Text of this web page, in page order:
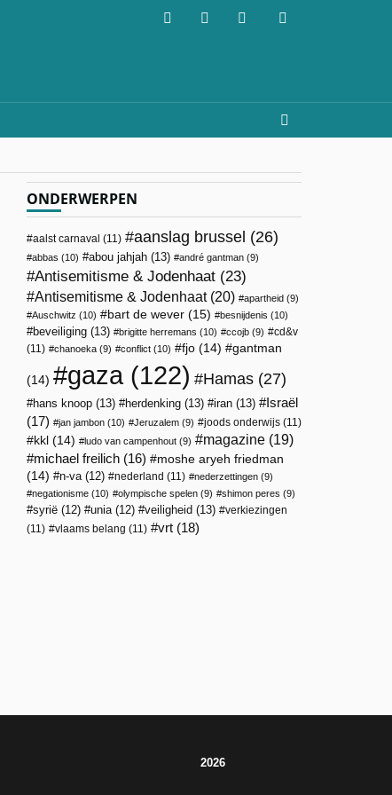
ONDERWERPEN
aalst carnaval (11) aanslag brussel (26)
abbas (10) abou jahjah (13) andré gantman (9)
Antisemitisme & Jodenhaat (23)
Antisemitisme & Jodenhaat(20) apartheid (9)
Auschwitz (10) bart de wever (15) besnijdenis (10)
beveiliging (13) brigitte herremans (10) ccojb (9)
cd&v
(11)
chanoeka (9) conflict (10) fjo (14) gantman
(14) gaza(122) Hamas (27)
hans knoop (13) herdenking (13) iran (13)
Israël
(17)
jan jambon (10) Jeruzalem (9) joods onderwijs (11)
kkl (14) ludo van campenhout (9) magazine (19)
michael freilich (16)
moshe aryeh friedman
(14)
n-va(12) nederland (11) nederzettingen (9)
negationisme (10) olympische spelen (9) shimon peres (9)
syrië (12) unia(12) veiligheid (13)
verkiezingen
(11)
vlaams belang (11) vrt (18)
2026